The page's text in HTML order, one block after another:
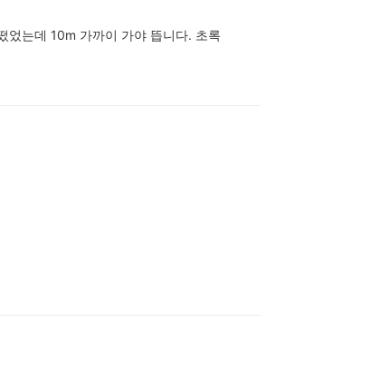
었는데 10m 가까이 가야 뜹니다. 초록